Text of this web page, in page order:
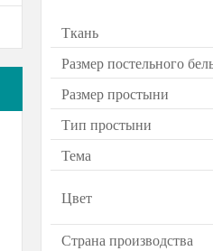
Ткань
Размер постельного
Размер простыни
Тип простыни
Тема
Цвет
Страна производства